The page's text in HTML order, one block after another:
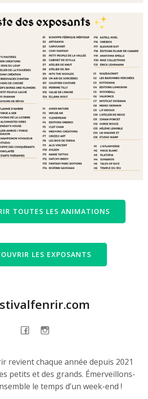
TOUTES LES ANIMATIONS
LES EXPOSANTS
revient chaque année depuis 2021
petits et des grands. Émerveillons-
le temps d’un week-end !